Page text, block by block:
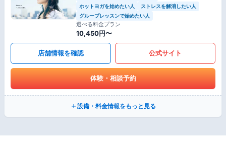
ホットヨガを始めたい人
ストレスを解消したい人
グループレッスンで始めたい人
選べる料金プラン
10,450円〜
店舗情報を確認 公式サイト
体験・相談予約
設備・料金情報をもっと見る